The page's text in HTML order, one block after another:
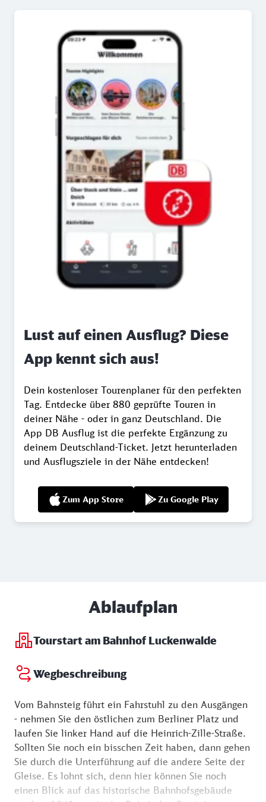
Lust auf einen Ausflug? Diese
App kennt sich aus!
Dein kostenloser Tourenplaner für den perfekten
Tag. Entdecke über 880 geprüfte Touren in
deiner Nähe - oder in ganz Deutschland. Die
App DB Ausflug ist die perfekte Ergänzung zu
deinem Deutschland-Ticket. Jetzt herunterladen
und Ausflugsziele in der Nähe entdecken!
Zum App Store Zu Google Play
Ablaufplan
Tourstart am Bahnhof Luckenwalde
Wegbeschreibung
Vom Bahnsteig führt ein Fahrstuhl zu den Ausgängen
- nehmen Sie den östlichen zum Berliner Platz und
laufen Sie linker Hand auf die Heinrich-Zille-Straße.
Sollten Sie noch ein bisschen Zeit haben, dann gehen
Sie durch die Unterführung auf die andere Seite der
Gleise. Es lohnt sich, denn hier können Sie noch
einen Blick auf das historische Bahnhofsgebäude